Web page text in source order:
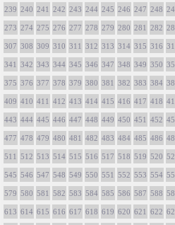
239 240 241 242 243 244 245 246 247 248
273 274 275 276 277 278 279 280 281 282
307 308 309 310 311 312 313 314 315 316
341 342 343 344 345 346 347 348 349 350
375 376 377 378 379 380 381 382 383 384
409 410 411 412 413 414 415 416 417 418
443 444 445 446 447 448 449 450 451 452
477 478 479 480 481 482 483 484 485 486
511 512 513 514 515 516 517 518 519 520
545 546 547 548 549 550 551 552 553 554
579 580 581 582 583 584 585 586 587 588
613 614 615 616 617 618 619 620 621 622